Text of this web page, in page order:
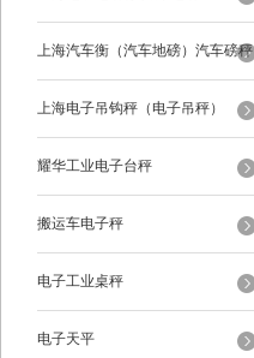
上海汽车衡（汽车地磅）汽车磅秤
上海电子吊钩秤（电子吊秤）
耀华工业电子台秤
搬运车电子秤
电子工业桌秤
电子天平